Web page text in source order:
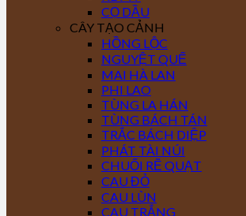
CỌ DẦU
CÂY TẠO CẢNH
HỒNG LỘC
NGUYỆT QUẾ
MAI HÀ LAN
PHI LAO
TÙNG LA HÁN
TÙNG BÁCH TÁN
TRẮC BÁCH DIỆP
PHÁT TÀI NÚI
CHUỐI RẼ QUẠT
CAU ĐỎ
CAU LÙN
CAU TRẮNG